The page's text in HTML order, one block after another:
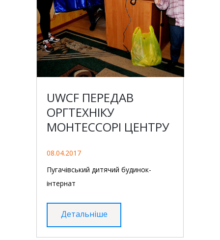
UWCF ПЕРЕДАВ
ОРГТЕХНІКУ
МОНТЕССОРІ ЦЕНТРУ
08.04.2017
Пугачівський дитячий будинок-
інтернат
Детальніше